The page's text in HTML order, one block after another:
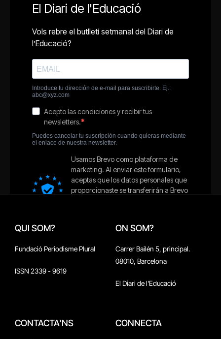
QUI SOM?
Fundació Periodisme Plural
ISSN 2339 - 9619
ON SOM?
Carrer Bailén 5, principal.
08010, Barcelona
El Diari de l'Educació
CONTACTA'NS CONNECTA